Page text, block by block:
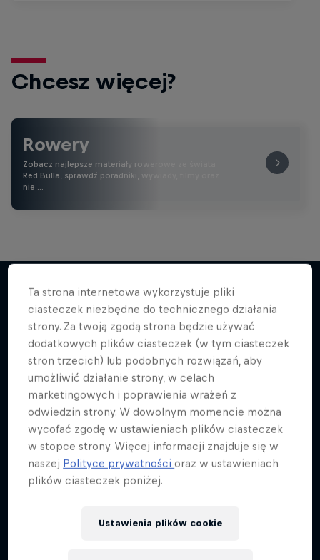
Chcesz więcej?
Rowery
Zobacz najlepsze materiały rowerowe ze świata
Red Bulla, sprawdź poradniki, wywiady, filmy oraz
nie …
Więcej podobnych
Ta strona internetowa wykorzystuje pliki
ciasteczek niezbędne do technicznego działania
strony. Za twoją zgodą strona będzie używać
dodatkowych plików ciasteczek (w tym ciasteczek
stron trzecich) lub podobnych rozwiązań, aby
umożliwić działanie strony, w celach
marketingowych i poprawienia wrażeń z
odwiedzin strony. W dowolnym momencie można
wycofać zgodę w ustawieniach plików ciasteczek
w stopce strony. Więcej informacji znajduje się w
naszej Polityce prywatnościoraz w ustawieniach
plików ciasteczek poniżej.
Ustawienia plików cookie